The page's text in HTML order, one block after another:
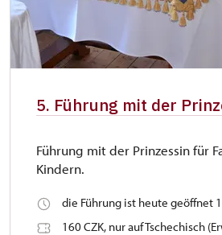
5. Führung mit der
Führung mit der Prinzessin für
Kindern.
die Führung ist heute geöffnet
160 CZK, nur auf Tschechisch